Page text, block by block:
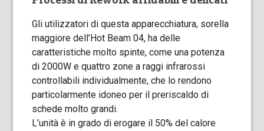
Gli utilizzatori di questa apparecchiatura, sorella
maggiore dell’Hot Beam 04, ha delle
caratteristiche molto spinte, come una potenza
di 2000W e quattro zone a raggi infrarossi
controllabili individualmente, che lo rendono
particolarmente idoneo per il preriscaldo di
schede molto grandi.
L’unità è in grado di erogare il 50% del calore